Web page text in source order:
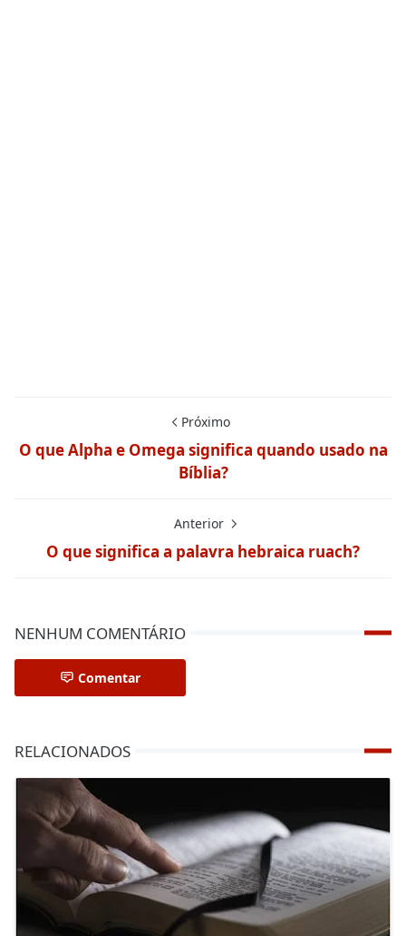
Próximo
O que Alpha e Omega significa quando usado na
Bíblia?
Anterior
O que significa a palavra hebraica ruach?
NENHUM COMENTÁRIO
Comentar
RELACIONADOS